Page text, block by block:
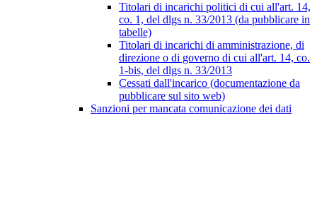
Titolari di incarichi politici di cui all'art. 14,
co. 1, del dlgs n. 33/2013 (da pubblicare in
tabelle)
Titolari di incarichi di amministrazione, di
direzione o di governo di cui all'art. 14, co.
1-bis, del dlgs n. 33/2013
Cessati dall'incarico (documentazione da
pubblicare sul sito web)
Sanzioni per mancata comunicazione dei dati